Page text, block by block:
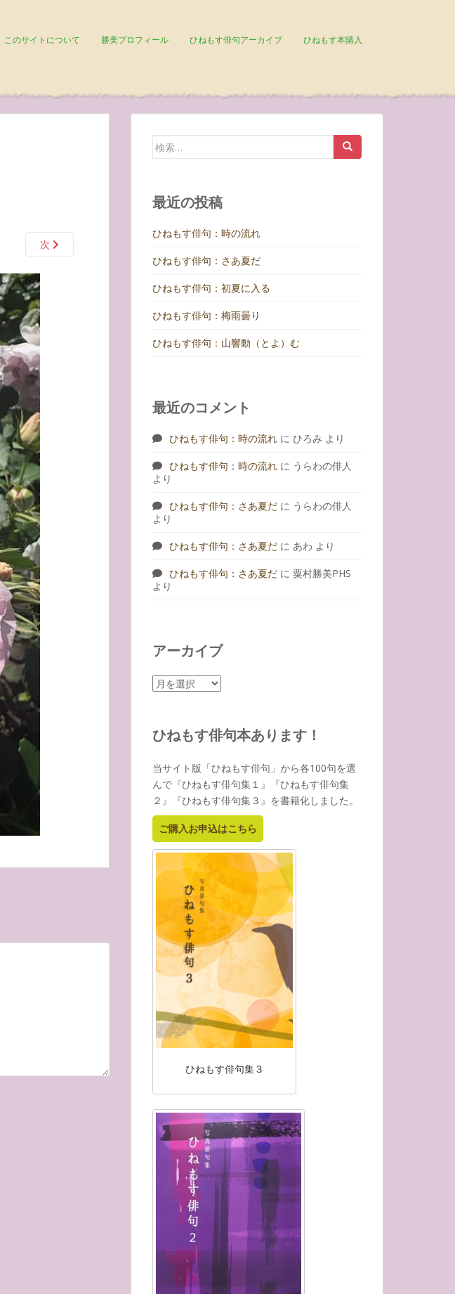
このサイトについて 勝美プロフィール ひねもす俳句アーカイブ ひねもす本購入
次
検
最近の投稿
ひねもす俳句：時の流れ
ひねもす俳句：さあ夏だ
ひねもす俳句：初夏に入る
ひねもす俳句：梅雨曇り
ひねもす俳句：山響動（とよ）む
最近のコメント
ひねもす俳句：時の流れ に ひろみ より
ひねもす俳句：時の流れ に うらわの俳人
より
ひねもす俳句：さあ夏だ に うらわの俳人
より
ひねもす俳句：さあ夏だ に あわ より
ひねもす俳句：さあ夏だ に 粟村勝美PHS
より
アーカイブ
ア
イ
ひねもす俳句本あります！
当サイト版「ひねもす俳句」から各100句を選
んで『ひねもす俳句集１』『ひねもす俳句集
２』『ひねもす俳句集３』を書籍化しました。
ご購入お申込はこちら
ひねもす俳句集３